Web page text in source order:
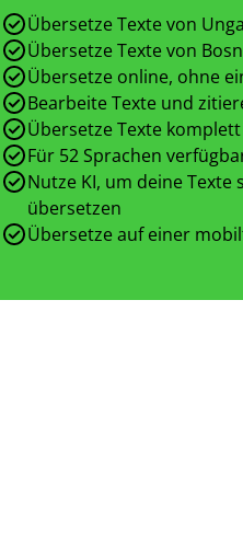
Übersetze Texte von
Übersetze Texte von
Übersetze online, ohne
Bearbeite Texte und
Übersetze Texte
Für 52 Sprachen
Nutze KI, um deine Texte
übersetzen
Übersetze auf einer